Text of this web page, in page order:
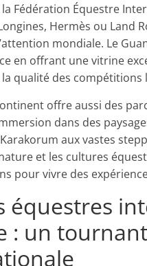
Fédération Équestre
Hermès ou Land
mondiale. Le
en offrant une vitrine
qualité des compétitions
offre aussi des
dans des
aux vastes
et les cultures
pour vivre des
équestres
: un